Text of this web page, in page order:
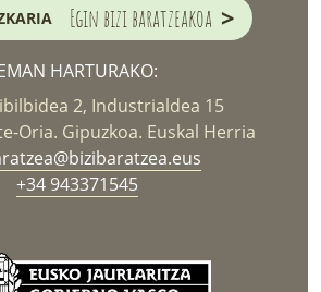
Egin bizi baratzeakoa >
HARTURAKO:
2, Industrialdea 15
Oria. Gipuzkoa. Euskal Herria
+34 943371545